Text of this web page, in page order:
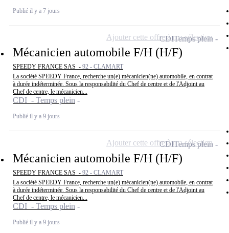
Publié il y a 7 jours
Mécanicien automobile F/H (H/F)
SPEEDY FRANCE SAS - 92 - CLAMART
La société SPEEDY France, recherche un(e) mécanicien(ne) automobile, en contrat
à durée indéterminée. Sous la responsabilité du Chef de centre et de l'Adjoint au
Chef de centre, le mécanicien...
CDI - Temps plein
Publié il y a 9 jours
CDITemps plein
Ajouter cette offre à ma sélection
Mécanicien automobile F/H (H/F)
SPEEDY FRANCE SAS - 92 - CLAMART
La société SPEEDY France, recherche un(e) mécanicien(ne) automobile, en contrat
à durée indéterminée. Sous la responsabilité du Chef de centre et de l'Adjoint au
Chef de centre, le mécanicien...
CDI - Temps plein
Publié il y a 9 jours
CDITemps plein
Ajouter cette offre à ma sélection